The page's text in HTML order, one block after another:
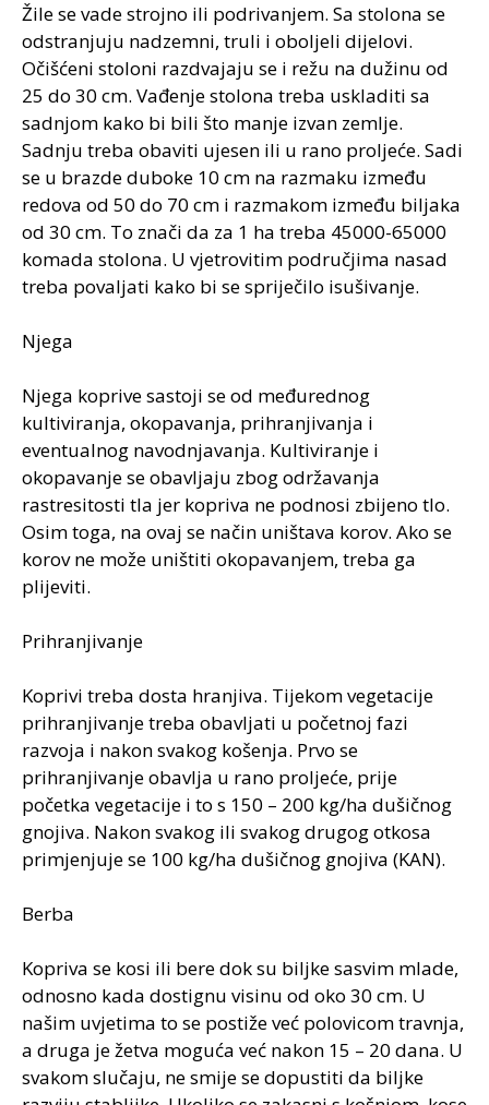
Žile se vade strojno ili podrivanjem. Sa stolona se
odstranjuju nadzemni, truli i oboljeli dijelovi.
Očišćeni stoloni razdvajaju se i režu na dužinu od
25 do 30 cm. Vađenje stolona treba uskladiti sa
sadnjom kako bi bili što manje izvan zemlje.
Sadnju treba obaviti ujesen ili u rano proljeće. Sadi
se u brazde duboke 10 cm na razmaku između
redova od 50 do 70 cm i razmakom između biljaka
od 30 cm. To znači da za 1 ha treba 45000-65000
komada stolona. U vjetrovitim područjima nasad
treba povaljati kako bi se spriječilo isušivanje.
Njega
Njega koprive sastoji se od međurednog
kultiviranja, okopavanja, prihranjivanja i
eventualnog navodnjavanja. Kultiviranje i
okopavanje se obavljaju zbog održavanja
rastresitosti tla jer kopriva ne podnosi zbijeno tlo.
Osim toga, na ovaj se način uništava korov. Ako se
korov ne može uništiti okopavanjem, treba ga
plijeviti.
Prihranjivanje
Koprivi treba dosta hranjiva. Tijekom vegetacije
prihranjivanje treba obavljati u početnoj fazi
razvoja i nakon svakog košenja. Prvo se
prihranjivanje obavlja u rano proljeće, prije
početka vegetacije i to s 150 – 200 kg/ha dušičnog
gnojiva. Nakon svakog ili svakog drugog otkosa
primjenjuje se 100 kg/ha dušičnog gnojiva (KAN).
Berba
Kopriva se kosi ili bere dok su biljke sasvim mlade,
odnosno kada dostignu visinu od oko 30 cm. U
našim uvjetima to se postiže već polovicom travnja,
a druga je žetva moguća već nakon 15 – 20 dana. U
svakom slučaju, ne smije se dopustiti da biljke